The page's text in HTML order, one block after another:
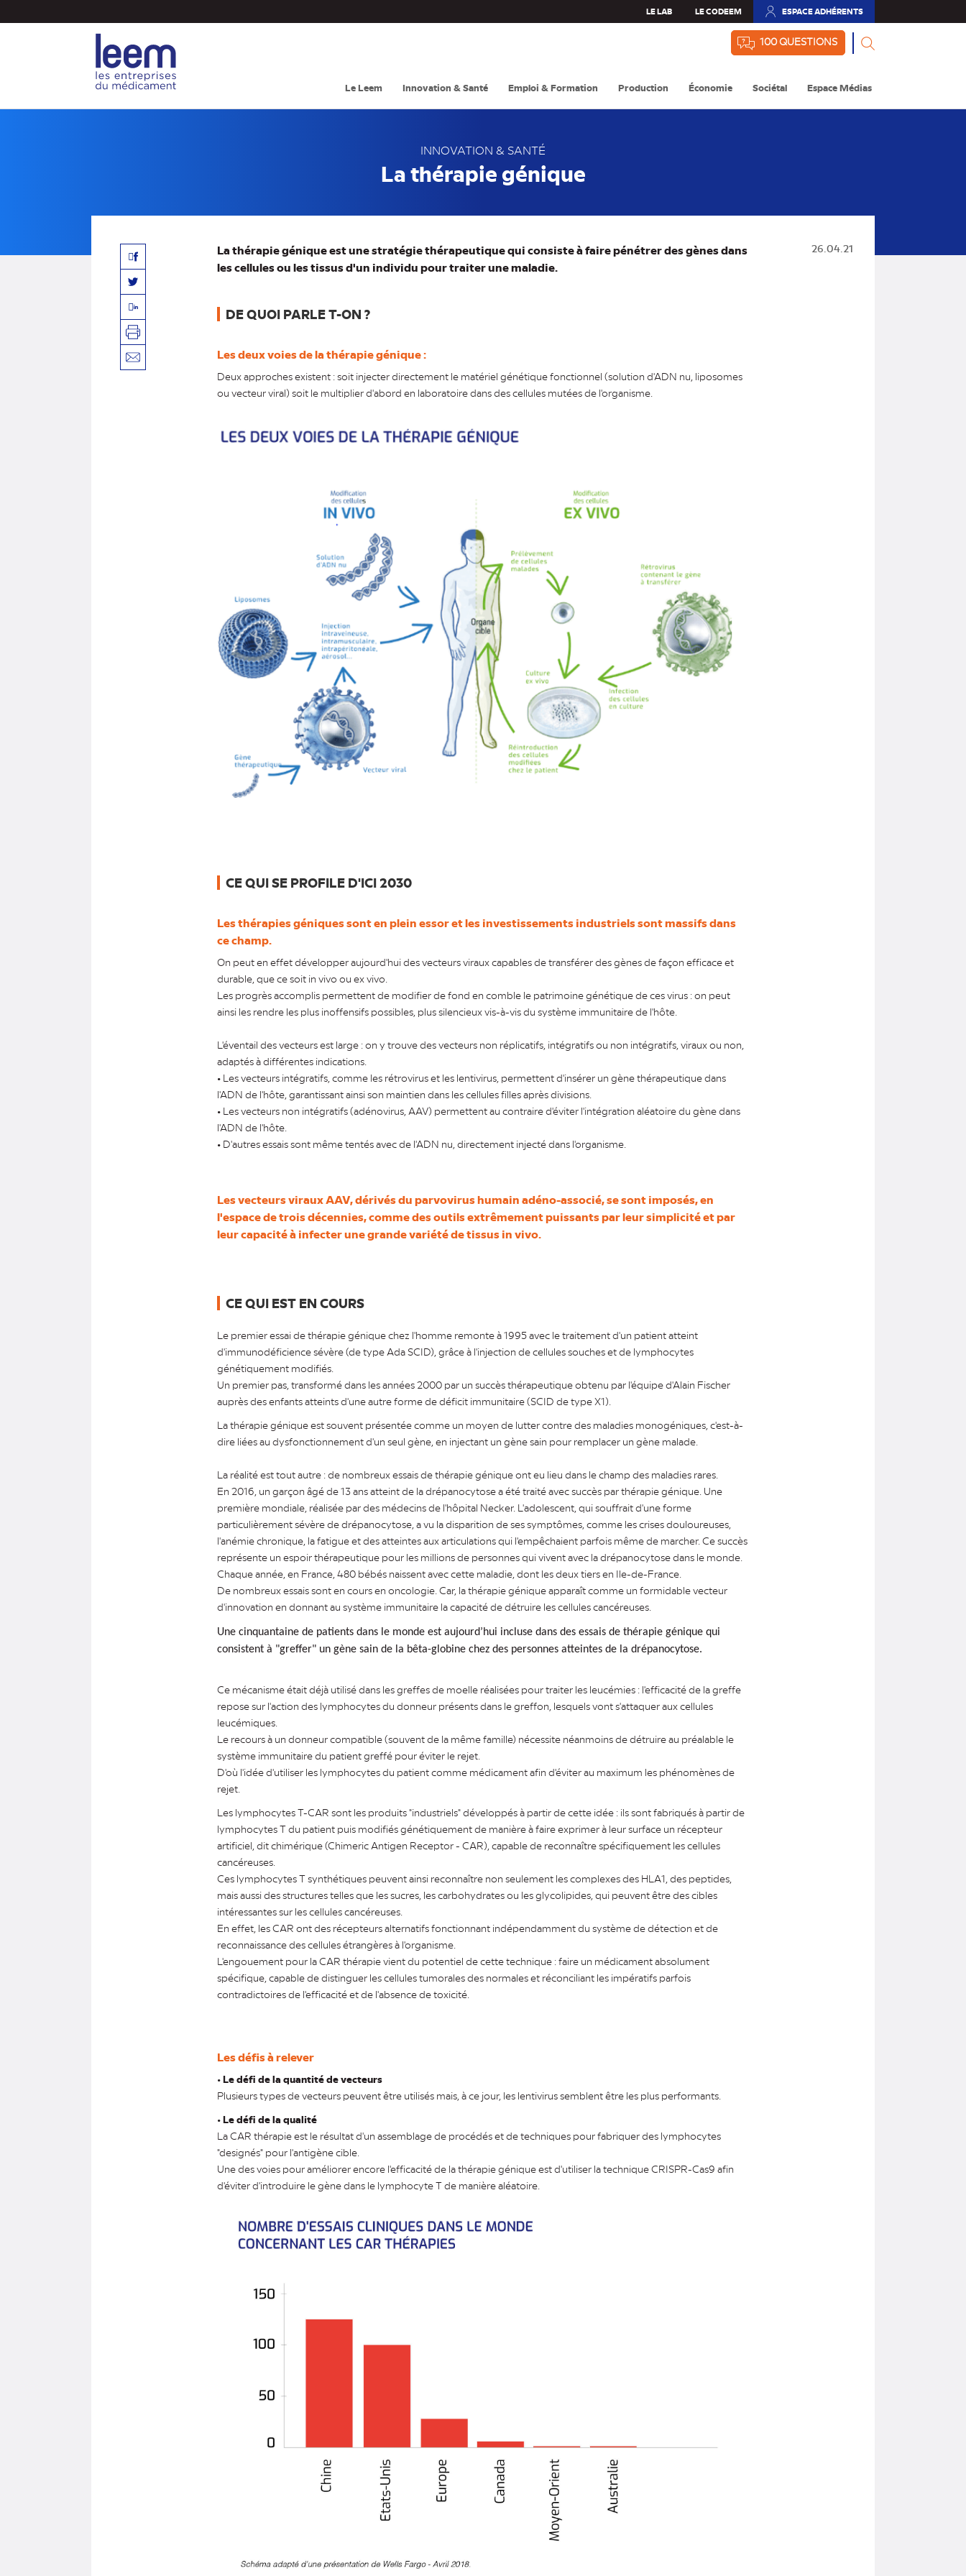
au
LE LAB LE CODEEM ESPACE ADHÉRENTS
(NOUVEL
100 QUESTIONS
Le Leem Innovation & Santé Emploi & Formation Production Économie Sociétal Espace Médias
INNOVATION & SANTÉ
La thérapie génique
26.04.21
Facebook
Twitter
Linkedin
Imprimer
Envoyer
La thérapie génique est une stratégie thérapeutique qui consiste à faire pénétrer des gènes dans
les cellules ou les tissus d'un individu pour traiter une maladie.
DE QUOI PARLE T-ON ?
Les deux voies de la thérapie génique :
Deux approches existent : soit injecter directement le matériel génétique fonctionnel (solution d'ADN nu, liposomes
ou vecteur viral) soit le multiplier d'abord en laboratoire dans des cellules mutées de l'organisme.
CE QUI SE PROFILE D'ICI 2030
Les thérapies géniques sont en plein essor et les investissements industriels sont massifs dans
ce champ.
On peut en effet développer aujourd'hui des vecteurs viraux capables de transférer des gènes de façon efficace et
durable, que ce soit in vivo ou ex vivo.
Les progrès accomplis permettent de modifier de fond en comble le patrimoine génétique de ces virus : on peut
ainsi les rendre les plus inoffensifs possibles, plus silencieux vis-à-vis du système immunitaire de l'hôte.
L'éventail des vecteurs est large : on y trouve des vecteurs non réplicatifs, intégratifs ou non intégratifs, viraux ou non,
adaptés à différentes indications.
• Les vecteurs intégratifs, comme les rétrovirus et les lentivirus, permettent d'insérer un gène thérapeutique dans
l'ADN de l'hôte, garantissant ainsi son maintien dans les cellules filles après divisions.
• Les vecteurs non intégratifs (adénovirus, AAV) permettent au contraire d'éviter l'intégration aléatoire du gène dans
l'ADN de l'hôte.
• D'autres essais sont même tentés avec de l'ADN nu, directement injecté dans l'organisme.
Les vecteurs viraux AAV, dérivés du parvovirus humain adéno-associé, se sont imposés, en
l'espace de trois décennies, comme des outils extrêmement puissants par leur simplicité et par
leur capacité à infecter une grande variété de tissus in vivo.
CE QUI EST EN COURS
Le premier essai de thérapie génique chez l'homme remonte à 1995 avec le traitement d'un patient atteint
d'immunodéficience sévère (de type Ada SCID), grâce à l'injection de cellules souches et de lymphocytes
génétiquement modifiés.
Un premier pas, transformé dans les années 2000 par un succès thérapeutique obtenu par l'équipe d'Alain Fischer
auprès des enfants atteints d'une autre forme de déficit immunitaire (SCID de type X1).
La thérapie génique est souvent présentée comme un moyen de lutter contre des maladies monogéniques, c'est-à-
dire liées au dysfonctionnement d'un seul gène, en injectant un gène sain pour remplacer un gène malade.
La réalité est tout autre : de nombreux essais de thérapie génique ont eu lieu dans le champ des maladies rares.
En 2016, un garçon âgé de 13 ans atteint de la drépanocytose a été traité avec succès par thérapie génique. Une
première mondiale, réalisée par des médecins de l'hôpital Necker. L'adolescent, qui souffrait d'une forme
particulièrement sévère de drépanocytose, a vu la disparition de ses symptômes, comme les crises douloureuses,
l'anémie chronique, la fatigue et des atteintes aux articulations qui l'empêchaient parfois même de marcher. Ce succès
représente un espoir thérapeutique pour les millions de personnes qui vivent avec la drépanocytose dans le monde.
Chaque année, en France, 480 bébés naissent avec cette maladie, dont les deux tiers en Ile-de-France.
De nombreux essais sont en cours en oncologie. Car, la thérapie génique apparaît comme un formidable vecteur
d'innovation en donnant au système immunitaire la capacité de détruire les cellules cancéreuses.
Une cinquantaine de patients dans le monde est aujourd’hui incluse dans des essais de thérapie génique qui
consistent à "greffer" un gène sain de la bêta-globine chez des personnes atteintes de la drépanocytose.
Ce mécanisme était déjà utilisé dans les greffes de moelle réalisées pour traiter les leucémies : l'efficacité de la greffe
repose sur l'action des lymphocytes du donneur présents dans le greffon, lesquels vont s'attaquer aux cellules
leucémiques.
Le recours à un donneur compatible (souvent de la même famille) nécessite néanmoins de détruire au préalable le
système immunitaire du patient greffé pour éviter le rejet.
D'où l'idée d'utiliser les lymphocytes du patient comme médicament afin d'éviter au maximum les phénomènes de
rejet.
Les lymphocytes T-CAR sont les produits "industriels" développés à partir de cette idée : ils sont fabriqués à partir de
lymphocytes T du patient puis modifiés génétiquement de manière à faire exprimer à leur surface un récepteur
artificiel, dit chimérique (Chimeric Antigen Receptor - CAR), capable de reconnaître spécifiquement les cellules
cancéreuses.
Ces lymphocytes T synthétiques peuvent ainsi reconnaître non seulement les complexes des HLA1, des peptides,
mais aussi des structures telles que les sucres, les carbohydrates ou les glycolipides, qui peuvent être des cibles
intéressantes sur les cellules cancéreuses.
En effet, les CAR ont des récepteurs alternatifs fonctionnant indépendamment du système de détection et de
reconnaissance des cellules étrangères à l'organisme.
L'engouement pour la CAR thérapie vient du potentiel de cette technique : faire un médicament absolument
spécifique, capable de distinguer les cellules tumorales des normales et réconciliant les impératifs parfois
contradictoires de l'efficacité et de l'absence de toxicité.
Les défis à relever
•Le défi de la quantité de vecteurs
Plusieurs types de vecteurs peuvent être utilisés mais, à ce jour, les lentivirus semblent être les plus performants.
•Le défi de la qualité
La CAR thérapie est le résultat d'un assemblage de procédés et de techniques pour fabriquer des lymphocytes
"designés" pour l'antigène cible.
Une des voies pour améliorer encore l'efficacité de la thérapie génique est d'utiliser la technique CRISPR-Cas9 afin
d'éviter d'introduire le gène dans le lymphocyte T de manière aléatoire.